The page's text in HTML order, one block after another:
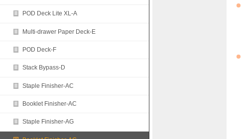
POD Deck Lite XL-A
Multi-drawer Paper Deck-E
POD Deck-F
Stack Bypass-D
Staple Finisher-AC
Booklet Finisher-AC
Staple Finisher-AG